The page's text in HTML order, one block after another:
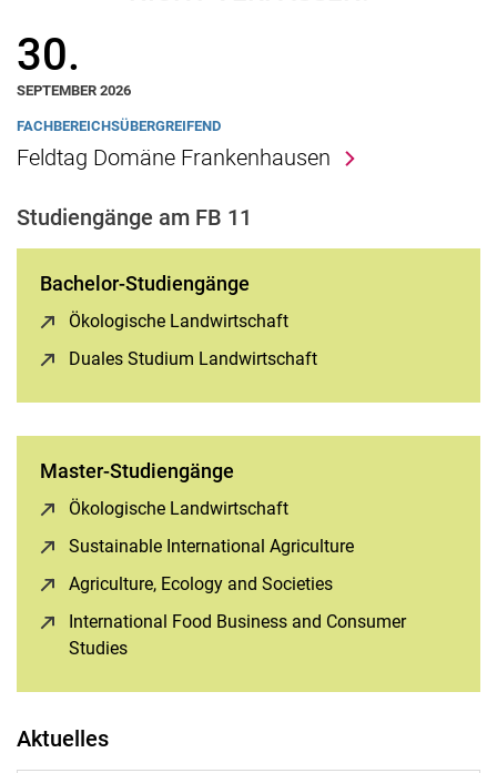
30.
SEPTEMBER 2026
FACHBEREICHSÜBERGREIFEND
Feldtag Domäne Frankenhausen
Studiengänge am FB 11
Bachelor-Studiengänge
Ökologische Landwirtschaft
Duales Studium Landwirtschaft
Master-Studiengänge
Ökologische Landwirtschaft
Sustainable International Agriculture
Agriculture, Ecology and Societies
International Food Business and Consumer
Studies
Aktuelles